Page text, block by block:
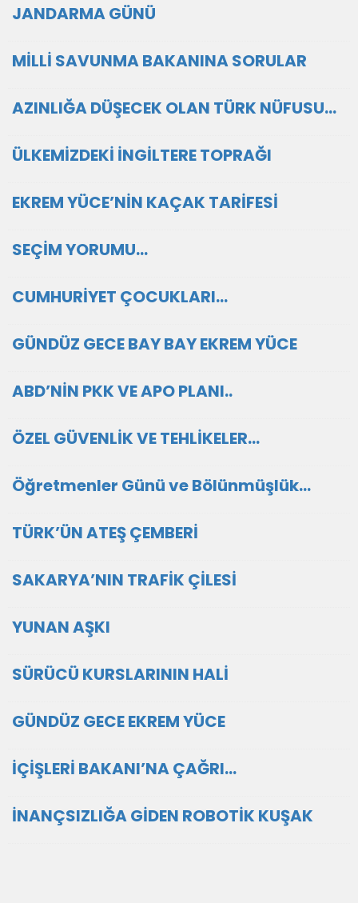
JANDARMA GÜNÜ
MİLLİ SAVUNMA BAKANINA SORULAR
AZINLIĞA DÜŞECEK OLAN TÜRK NÜFUSU...
ÜLKEMİZDEKİ İNGİLTERE TOPRAĞI
EKREM YÜCE’NİN KAÇAK TARİFESİ
SEÇİM YORUMU...
CUMHURİYET ÇOCUKLARI...
GÜNDÜZ GECE BAY BAY EKREM YÜCE
ABD’NİN PKK VE APO PLANI..
ÖZEL GÜVENLİK VE TEHLİKELER...
Öğretmenler Günü ve Bölünmüşlük…
TÜRK’ÜN ATEŞ ÇEMBERİ
SAKARYA’NIN TRAFİK ÇİLESİ
YUNAN AŞKI
SÜRÜCÜ KURSLARININ HALİ
GÜNDÜZ GECE EKREM YÜCE
İÇİŞLERİ BAKANI’NA ÇAĞRI...
İNANÇSIZLIĞA GİDEN ROBOTİK KUŞAK